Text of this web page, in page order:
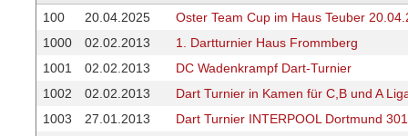
100 20.04.2025
Oster Team Cup im Haus Teuber
1000
02.02.2013
1. Dartturnier Haus Frommberg
1001
02.02.2013
DC Wadenkrampf Dart-Turnier
1002
02.02.2013
Dart Turnier in Kamen für C,B und A
1003
27.01.2013
Dart Turnier INTERPOOL Dortmund